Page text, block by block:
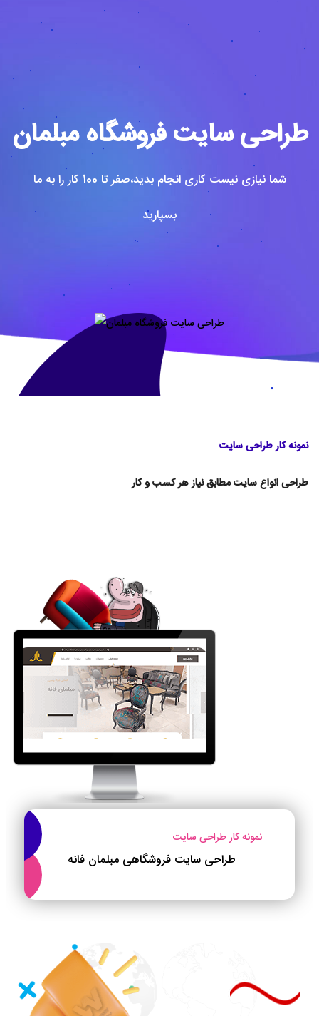
طراحی سایت فروشگاه مبلمان
شما نیازی نیست کاری انجام بدید،صفر تا 100 کار را به ما
بسپارید
نمونه کار طراحی سایت
طراحی انواع سایتمطابق نیاز هر کسب و کار
نمونه کار طراحی سایت
طراحی سایت فروشگاهی مبلمان فانه